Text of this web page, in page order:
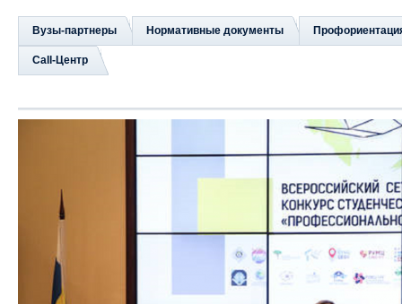
Вузы-партнеры Нормативные документы
Сall-Центр